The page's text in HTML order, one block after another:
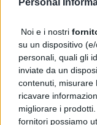
Personal
Noi e i nostri
su un dispositivo
personali, quali gli
inviate da un
contenuti, misurare
ricavare
migliorare i
fornitori possiamo
News